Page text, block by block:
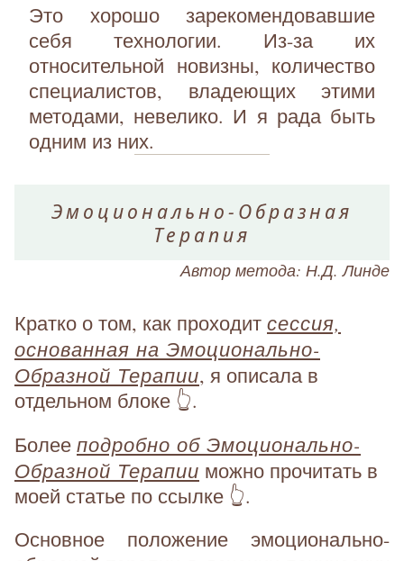
Это хорошо зарекомендовавшие
себя технологии. Из-за их
относительной новизны, количество
специалистов, владеющих этими
методами, невелико. И я рада быть
одним из них.
Эмоционально-Образная
Терапия
Автор метода: Н.Д. Линде
Кратко о том, как проходит сессия,
основанная на Эмоционально-
Образной Терапии, я описала в
отдельном блоке 👆.
Более подробно об Эмоционально-
Образной Терапии можно прочитать в
моей статье по ссылке 👆.
Основное положение эмоционально-